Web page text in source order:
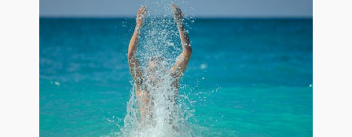
De(s)tracteur réduit au silence
Enlèvement rêvé
Entre père et fils